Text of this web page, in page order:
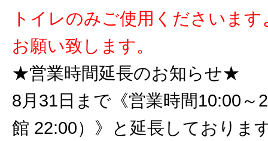
トイレのみご使用くださいま
お願い致します。
★営業時間延長のお知らせ★
8月31日まで《営業時間10:00～
館 22:00）》と延長しておりま